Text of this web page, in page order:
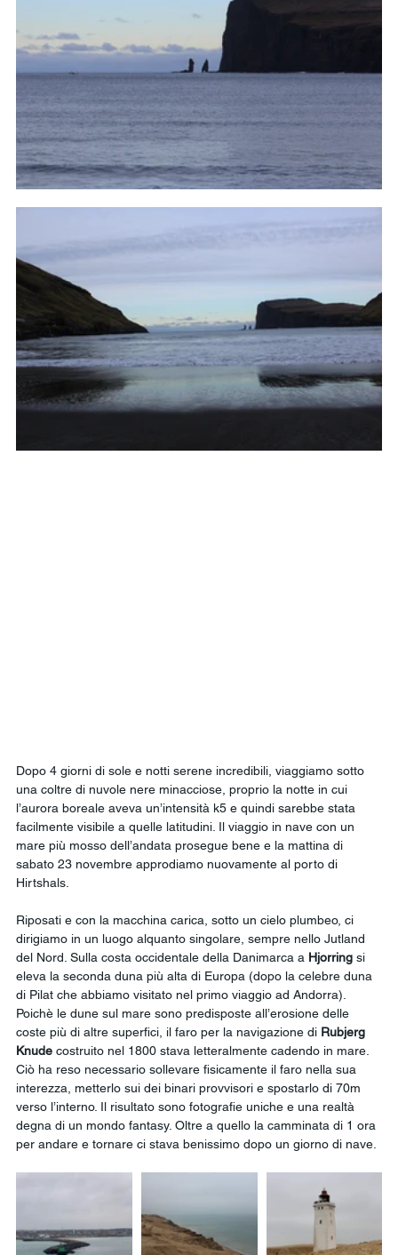
Dopo 4 giorni di sole e notti serene incredibili, viaggiamo sotto
una coltre di nuvole nere minacciose, proprio la notte in cui
l’aurora boreale aveva un’intensità k5 e quindi sarebbe stata
facilmente visibile a quelle latitudini. Il viaggio in nave con un
mare più mosso dell’andata prosegue bene e la mattina di
sabato 23 novembre approdiamo nuovamente al porto di
Hirtshals.
Riposati e con la macchina carica, sotto un cielo plumbeo, ci
dirigiamo in un luogo alquanto singolare, sempre nello Jutland
del Nord. Sulla costa occidentale della Danimarca a Hjorring si
eleva la seconda duna più alta di Europa (dopo la celebre duna
di Pilat che abbiamo visitato nel primo viaggio ad Andorra).
Poichè le dune sul mare sono predisposte all’erosione delle
coste più di altre superfici, il faro per la navigazione di Rubjerg
Knude costruito nel 1800 stava letteralmente cadendo in mare.
Ciò ha reso necessario sollevare fisicamente il faro nella sua
interezza, metterlo sui dei binari provvisori e spostarlo di 70m
verso l’interno. Il risultato sono fotografie uniche e una realtà
degna di un mondo fantasy. Oltre a quello la camminata di 1 ora
per andare e tornare ci stava benissimo dopo un giorno di nave.